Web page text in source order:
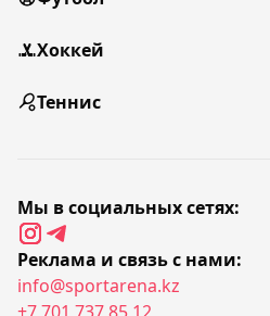
Хоккей
Теннис
Мы в социальных сетях:
Реклама и связь с нами:
info@sportarena.kz